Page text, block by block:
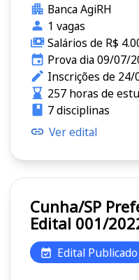
Banca AgiRH
1 vagas
Salários de R$
Prova dia 09/07/
Inscrições de
257 horas de
7 disciplinas
Ver edital
Cunha/SP Prefeitura Municipal -
Edital 001/
Edital Publicado